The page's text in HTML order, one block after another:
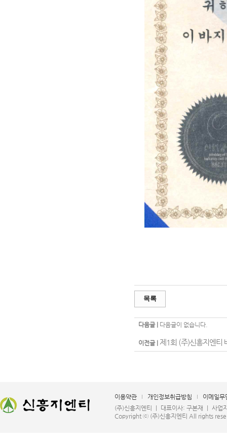
목록
다음글 | 다음글이 없습니다.
이전글 | 제1회 (주)신흥지엔티
이용약관 개인정보취급방침
이메일무
(주)신흥지엔티 ㅣ 대표이사: 구본재 ㅣ 사
Copyright ⓒ (주)신흥지엔티 All rights